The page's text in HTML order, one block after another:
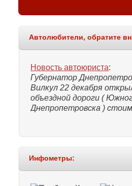
Автолюбители, обратите
Новость автоюриста:
Губернатор
Вилкул 22 декабря
объездной дороги (
Днепропетровска )
Инфометры: